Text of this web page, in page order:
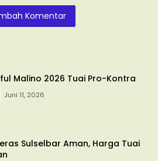
Komentar
Malino 2026 Tuai Pro-Kontra
Juni 11, 2026
Sulselbar Aman, Harga Tuai